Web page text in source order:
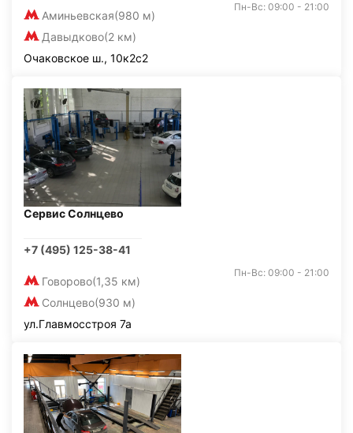
Аминьевская(980 м)
Давыдково(2 км)
Пн-Вс: 09:00 - 21:00
Очаковское ш., 10к2с2
Сервис Солнцево
+7 (495) 125-38-41
Говорово(1,35 км)
Солнцево(930 м)
Пн-Вс: 09:00 - 21:00
ул.Главмосстроя 7а